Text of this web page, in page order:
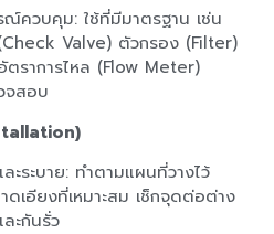
ณ์ควบคุม: ใช้ที่มีมาตรฐาน เช่น
Valve) ตัวกรอง (Filter)
ตราการไหล (Flow Meter)
จสอบ
ะระบาย: ทำตามแผนที่วางไว้
ดเอียงที่เหมาะสม เช็กจุดต่อต่าง
ะกันรั่ว